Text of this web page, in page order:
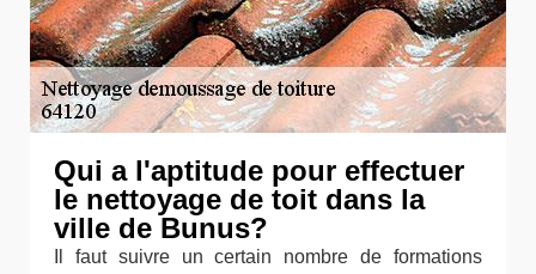
Qui a l'aptitude pour effectuer
le nettoyage de toit dans la
ville de Bunus?
Il faut suivre un certain nombre de formations